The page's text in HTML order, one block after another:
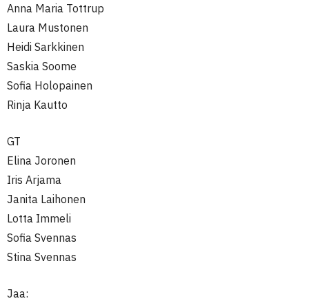
Anna Maria Tottrup
Laura Mustonen
Heidi Sarkkinen
Saskia Soome
Sofia Holopainen
Rinja Kautto
GT
Elina Joronen
Iris Arjama
Janita Laihonen
Lotta Immeli
Sofia Svennas
Stina Svennas
Jaa: